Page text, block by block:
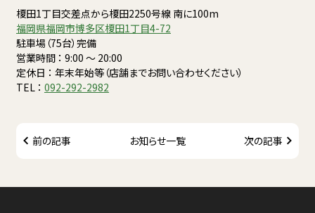
榎田1丁目交差点から榎田2250号線 南に100m
福岡県福岡市博多区榎田1丁目4-72
駐車場（75台）完備
営業時間 ： 9:00 〜 20:00
定休日 ： 年末年始等（店舗までお問い合わせください）
TEL ： 092-292-2982
前の記事 お知らせ一覧 次の記事